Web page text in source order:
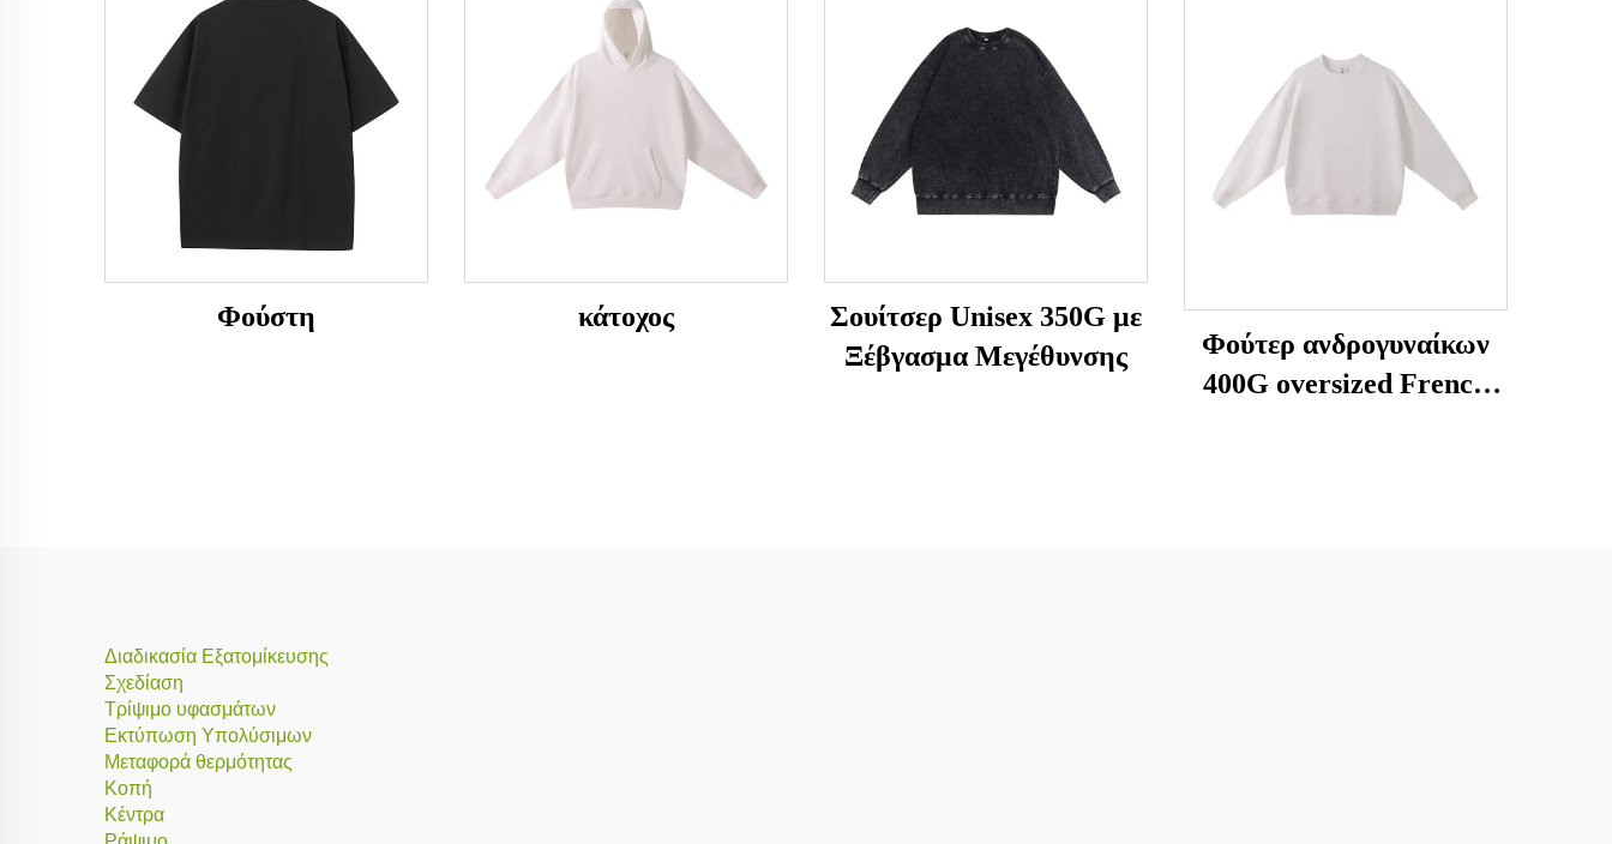
Φούστη κάτοχος
Σουίτσερ Unisex 350G με
Ξέβγασμα Μεγέθυνσης
Φούτερ ανδρογυναίκων
400G oversized French
Διαδικασία Εξατομίκευσης
Σχεδίαση
Τρίψιμο υφασμάτων
Εκτύπωση Υπολύσιμων
Μεταφορά θερμότητας
Κοπή
Κέντρα